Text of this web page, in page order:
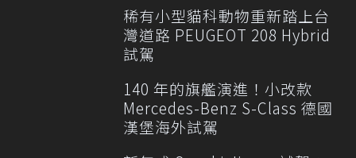
稀有小型貓科動物重新踏上台
灣道路 PEUGEOT 208 Hybrid
試駕
140 年的旗艦演進！小改款
Mercedes-Benz S-Class 德國
漢堡海外試駕